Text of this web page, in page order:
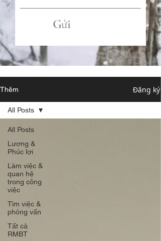
Gửi
Thêm Đăng ký
All Posts
Lương &
Phúc lợi
Làm việc &
quan hệ
trong công
việc
Tìm việc &
phỏng vấn
Tất cả
RMBT
All Posts